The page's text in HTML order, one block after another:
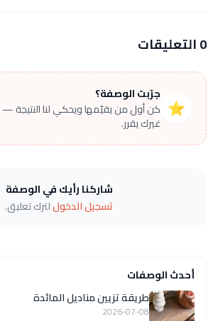
0 التعليقات
⭐
جرّبت الوصفة؟
كن أول من يقيّمها ويحكي لنا النتيجة
غيرك يقرر.
شاركنا رأيك في الوصفة
تسجيل الدخوللترك تعليق.
أحدث الوصفات
طريقة تزيين مناديل المائدة
2026-07-08